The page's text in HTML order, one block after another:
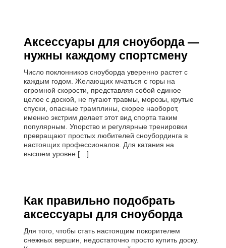
Аксессуары для сноуборда —
нужны каждому спортсмену
Число поклонников сноуборда уверенно растет с
каждым годом. Желающих мчаться с горы на
огромной скорости, представляя собой единое
целое с доской, не пугают травмы, морозы, крутые
спуски, опасные трамплины, скорее наоборот,
именно экстрим делает этот вид спорта таким
популярным. Упорство и регулярные тренировки
превращают простых любителей сноубординга в
настоящих профессионалов. Для катания на
высшем уровне […]
Как правильно подобрать
аксессуары для сноуборда
Для того, чтобы стать настоящим покорителем
снежных вершин, недостаточно просто купить доску.